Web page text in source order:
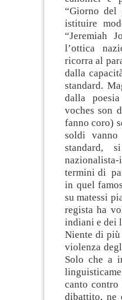
“Giorno del
istituire
“Jeremiah
l’ottica
ricorra al
dalla
standard.
dalla
voches son
fanno coro)
soldi
standard,
termini di
in quel
su matessi
regista ha
indiani e dei
Niente di più
violenza
Solo che a
canto
dibattito, ne